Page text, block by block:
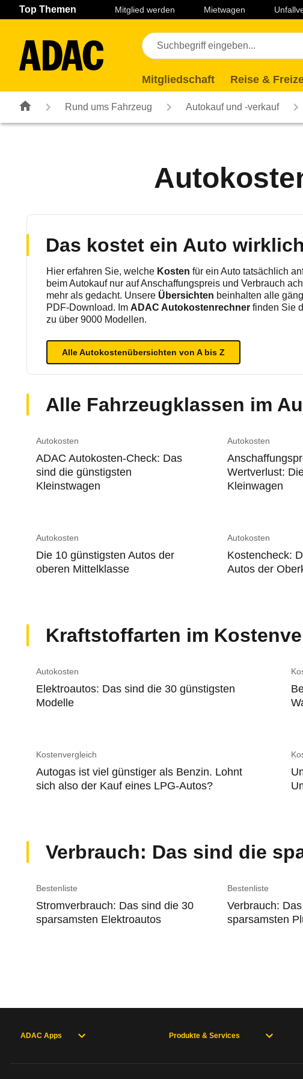
Navigation Seiteninhalt Fußzeile
Top Themen Mitglied werden Mietwagen
Mitgliedschaft Reise &
Rund ums Fahrzeug Autokauf und -verkauf
Das kostet ein Auto wirklich
Hier erfahren Sie, welche Kosten für ein Auto tatsächlich
beim Autokauf nur auf Anschaffungspreis und Verbrauch
mehr als gedacht. Unsere Übersichten beinhalten alle
PDF-Download. Im ADAC Autokostenrechner finden Sie
zu über 9000 Modellen.
Alle Autokostenübersichten von A bis Z
Alle Fahrzeugklassen im
Autokosten
ADAC Autokosten-Check: Das
sind die günstigsten
Kleinstwagen
Autokosten
Wertverlust:
Kleinwagen
Autokosten
Die 10 günstigsten Autos der
oberen Mittelklasse
Autokosten
Kostencheck:
Autos der
Kraftstoffarten im
Autokosten
Elektroautos: Das sind die 30 günstigsten
Modelle
Kostenvergleich
Autogas ist viel günstiger als Benzin. Lohnt
sich also der Kauf eines LPG-Autos?
Verbrauch: Das sind die
Bestenliste
Stromverbrauch: Das sind die 30
sparsamsten Elektroautos
Bestenliste
Verbrauch:
sparsamsten
ADAC Apps Produkte & Services